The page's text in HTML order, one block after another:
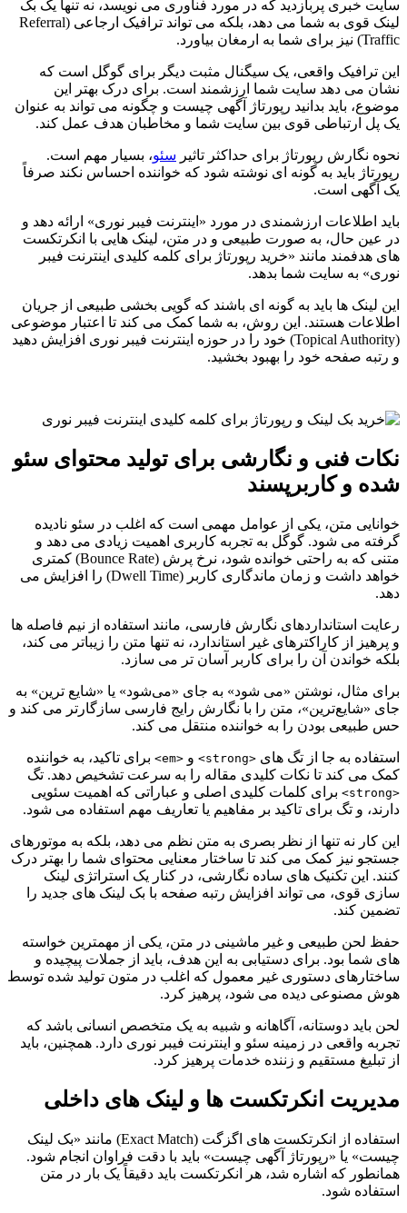
سایت خبری پربازدید که در مورد فناوری می نویسد، نه تنها یک بک
لینک قوی به شما می دهد، بلکه می تواند ترافیک ارجاعی (Referral
Traffic) نیز برای شما به ارمغان بیاورد.
این ترافیک واقعی، یک سیگنال مثبت دیگر برای گوگل است که
نشان می دهد سایت شما ارزشمند است. برای درک بهتر این
موضوع، باید بدانید رپورتاژ آگهی چیست و چگونه می تواند به عنوان
یک پل ارتباطی قوی بین سایت شما و مخاطبان هدف عمل کند.
نحوه نگارش رپورتاژ برای حداکثر تاثیر سئو، بسیار مهم است.
رپورتاژ باید به گونه ای نوشته شود که خواننده احساس نکند صرفاً
یک آگهی است.
باید اطلاعات ارزشمندی در مورد «اینترنت فیبر نوری» ارائه دهد و
در عین حال، به صورت طبیعی و در متن، لینک هایی با انکرتکست
های هدفمند مانند «خرید رپورتاژ برای کلمه کلیدی اینترنت فیبر
نوری» به سایت شما بدهد.
این لینک ها باید به گونه ای باشند که گویی بخشی طبیعی از جریان
اطلاعات هستند. این روش، به شما کمک می کند تا اعتبار موضوعی
(Topical Authority) خود را در حوزه اینترنت فیبر نوری افزایش دهید
و رتبه صفحه خود را بهبود بخشید.
نکات فنی و نگارشی برای تولید محتوای سئو
شده و کاربرپسند
خوانایی متن، یکی از عوامل مهمی است که اغلب در سئو نادیده
گرفته می شود. گوگل به تجربه کاربری اهمیت زیادی می دهد و
متنی که به راحتی خوانده شود، نرخ پرش (Bounce Rate) کمتری
خواهد داشت و زمان ماندگاری کاربر (Dwell Time) را افزایش می
دهد.
رعایت استانداردهای نگارش فارسی، مانند استفاده از نیم فاصله ها
و پرهیز از کاراکترهای غیر استاندارد، نه تنها متن را زیباتر می کند،
بلکه خواندن آن را برای کاربر آسان تر می سازد.
برای مثال، نوشتن «می شود» به جای «می‌شود» یا «شایع ترین» به
جای «شایع‌ترین»، متن را با نگارش رایج فارسی سازگارتر می کند و
حس طبیعی بودن را به خواننده منتقل می کند.
استفاده به جا از تگ های <strong> و <em>
برای تاکید، به خواننده
کمک می کند تا نکات کلیدی مقاله را به سرعت تشخیص دهد. تگ
<strong>
برای کلمات کلیدی اصلی و عباراتی که اهمیت سئویی
دارند، و تگ برای تاکید بر مفاهیم یا تعاریف مهم استفاده می شود.
این کار نه تنها از نظر بصری به متن نظم می دهد، بلکه به موتورهای
جستجو نیز کمک می کند تا ساختار معنایی محتوای شما را بهتر درک
کنند. این تکنیک های ساده نگارشی، در کنار یک استراتژی لینک
سازی قوی، می تواند افزایش رتبه صفحه با بک لینک های جدید را
تضمین کند.
حفظ لحن طبیعی و غیر ماشینی در متن، یکی از مهمترین خواسته
های شما بود. برای دستیابی به این هدف، باید از جملات پیچیده و
ساختارهای دستوری غیر معمول که اغلب در متون تولید شده توسط
هوش مصنوعی دیده می شود، پرهیز کرد.
لحن باید دوستانه، آگاهانه و شبیه به یک متخصص انسانی باشد که
تجربه واقعی در زمینه سئو و اینترنت فیبر نوری دارد. همچنین، باید
از تبلیغ مستقیم و زننده خدمات پرهیز کرد.
مدیریت انکرتکست ها و لینک های داخلی
استفاده از انکرتکست های اگزگت (Exact Match) مانند «بک لینک
چیست» یا «رپورتاژ آگهی چیست» باید با دقت فراوان انجام شود.
همانطور که اشاره شد، هر انکرتکست باید دقیقاً یک بار در متن
استفاده شود.